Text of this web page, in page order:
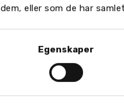
eller som de har
Egenskaper
er teknisk leder
Solutions: -Dette er
Nordvik viser
talenter.